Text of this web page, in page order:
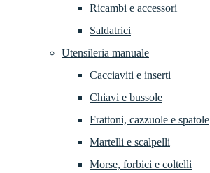
Ricambi e accessori
Saldatrici
Utensileria manuale
Cacciaviti e inserti
Chiavi e bussole
Frattoni, cazzuole e spatole
Martelli e scalpelli
Morse, forbici e coltelli